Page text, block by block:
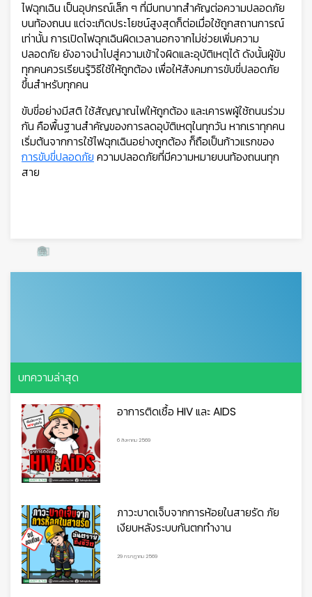
ไฟฉุกเฉิน เป็นอุปกรณ์เล็ก ๆ ที่มีบทบาทสำคัญต่อความปลอดภัย
บนท้องถนน แต่จะเกิดประโยชน์สูงสุดก็ต่อเมื่อใช้ถูกสถานการณ์
เท่านั้น การเปิดไฟฉุกเฉินผิดเวลานอกจากไม่ช่วยเพิ่มความ
ปลอดภัย ยังอาจนำไปสู่ความเข้าใจผิดและอุบัติเหตุได้ ดังนั้นผู้ขับ
ทุกคนควรเรียนรู้วิธีใช้ให้ถูกต้อง เพื่อให้สังคมการขับขี่ปลอดภัย
ขึ้นสำหรับทุกคน
ขับขี่อย่างมีสติ ใช้สัญญาณไฟให้ถูกต้อง และเคารพผู้ใช้ถนนร่วม
กัน คือพื้นฐานสำคัญของการลดอุบัติเหตุในทุกวัน หากเราทุกคน
เริ่มต้นจากการใช้ไฟฉุกเฉินอย่างถูกต้อง ก็ถือเป็นก้าวแรกของ
การขับขี่ปลอดภัย ความปลอดภัยที่มีความหมายบนท้องถนนทุก
สาย
บทความล่าสุด
อาการติดเชื้อ HIV และ AIDS
6 สิงหาคม 2569
ภาวะบาดเจ็บจากการห้อยในสายรัด ภัย
เงียบหลังระบบกันตกทำงาน
29 กรกฎาคม 2569